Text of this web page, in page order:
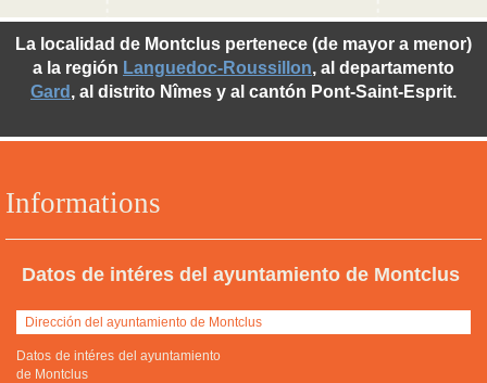
Informations
Datos de intéres del ayuntamiento de Montclus
Dirección del ayuntamiento de Montclus
Datos de intéres del ayuntamiento
de Montclus
La localidad de Montclus pertenece (de mayor a menor)
a la región Languedoc-Roussillon, al departamento
Gard , al distrito Nîmes y al cantón Pont-Saint-Esprit.